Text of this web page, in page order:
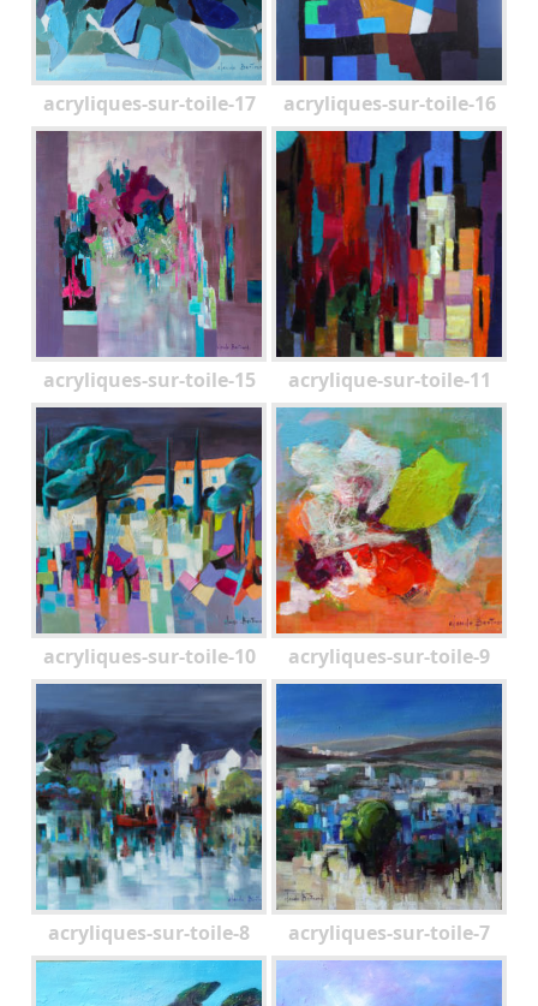
acryliques-sur-toile-17 acryliques-sur-toile-16
acryliques-sur-toile-15 acrylique-sur-toile-11
acryliques-sur-toile-10 acryliques-sur-toile-9
acryliques-sur-toile-8 acryliques-sur-toile-7